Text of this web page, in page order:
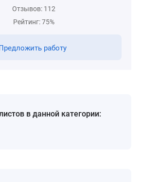
Отзывов: 112
Рейтинг: 75%
работу
в данной категории: